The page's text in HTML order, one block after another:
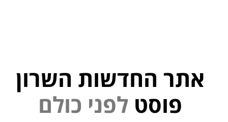
אתר החדשות השרון
פוסט